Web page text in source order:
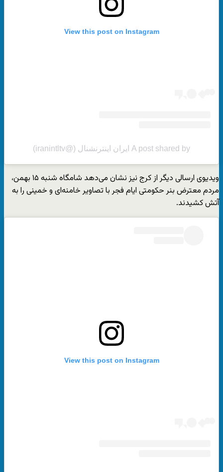
View this post on Instagram
A post shared by ایران اینترنشنال (@iranintltv)
ویدیوی ارسالی دیگر از کرج نیز نشان می‌دهد شامگاه شنبه ۱۵ بهمن،
مردم معترض بنر حکومتی ایام فجر با تصاویر خامنه‌ای و خمینی را به
آتش کشیدند.
View this post on Instagram